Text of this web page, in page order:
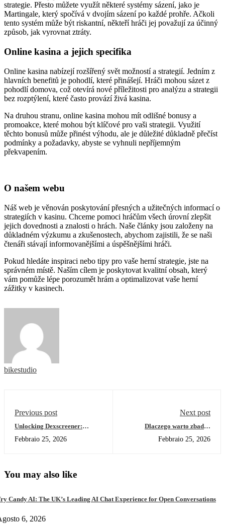
strategie. Přesto můžete využít některé systémy sázení, jako je
Martingale, který spočívá v dvojím sázení po každé prohře. Ačkoli
tento systém může být riskantní, někteří hráči jej považují za účinný
způsob, jak vyrovnat ztráty.
Online kasina a jejich specifika
Online kasina nabízejí rozšířený svět možností a strategií. Jedním z
hlavních benefitů je pohodlí, které přinášejí. Hráči mohou sázet z
pohodlí domova, což otevírá nové příležitosti pro analýzu a strategii
bez rozptýlení, které často provází živá kasina.
Na druhou stranu, online kasina mohou mít odlišné bonusy a
promoakce, které mohou být klíčové pro vaši strategii. Využití
těchto bonusů může přinést výhodu, ale je důležité důkladně přečíst
podmínky a požadavky, abyste se vyhnuli nepříjemným
překvapením.
O našem webu
Náš web je věnován poskytování přesných a užitečných informací o
strategiích v kasinu. Chceme pomoci hráčům všech úrovní zlepšit
jejich dovednosti a znalosti o hrách. Naše články jsou založeny na
důkladném výzkumu a zkušenostech, abychom zajistili, že se naši
čtenáři stávají informovanějšími a úspěšnějšími hráči.
Pokud hledáte inspiraci nebo tipy pro vaše herní strategie, jste na
správném místě. Naším cílem je poskytovat kvalitní obsah, který
vám pomůže lépe porozumět hrám a optimalizovat vaše herní
zážitky v kasinech.
bikestudio
Previous post
Unlocking Dexscreener:
Febbraio 25, 2026
Next post
Dlaczego warto zbadać
Febbraio 25, 2026
You may also like
Candy AI: The UK’s Leading AI Chat Experience for Open Conversations
6, 2026